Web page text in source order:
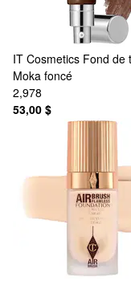
IT Cosmetics Fond de
Moka foncé
2,978
53,00 $